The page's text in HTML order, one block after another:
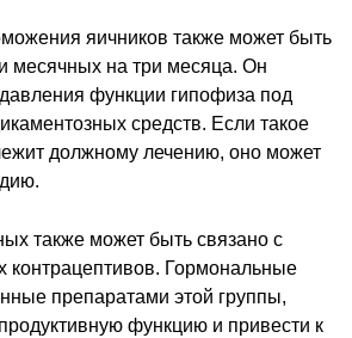
яичников также может быть
месячных на три месяца. Он
функции гипофиза под
средств. Если такое
должному лечению, оно может
также может быть связано с
контрацептивов. Гормональные
препаратами этой группы,
функцию и привести к